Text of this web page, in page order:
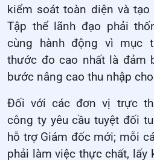
kiểm soát toàn diện và
Tập thể lãnh đạo phải
cùng hành động vì mục
thước đo cao nhất là đảm
bước nâng cao thu nhập
Đối với các đơn vị trực
công ty yêu cầu tuyệt đối
hỗ trợ Giám đốc mới; mỗi
phải làm việc thực chất, lấy